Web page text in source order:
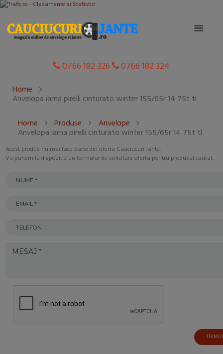
0766 182 326 0766 182 324
Home
Anvelopa iarna pirelli cinturato winter 155/65r 14 75t tl
Home
Produse Anvelope
Anvelopa iarna pirelli cinturato winter 155/65r 14 75t tl
Acest produs nu mai face parte din oferta Cauciucuri Jante.
Va punem la dispozitie un formular de solicitare oferta pentru produsul cautat.